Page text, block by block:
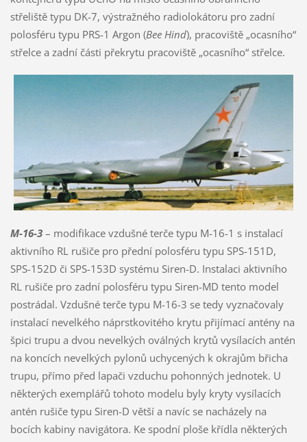
střeliště typu DK-7, výstražného radiolokátoru pro zadní
polosféru typu PRS-1 Argon (Bee Hind), pracoviště „ocasního“
střelce a zadní části překrytu pracoviště „ocasního“ střelce.
M-16-3– modifikace vzdušné terče typu M-16-1 s instalací
aktivního RL rušiče pro přední polosféru typu SPS-151D,
SPS-152D či SPS-153D systému Siren-D. Instalaci aktivního
RL rušiče pro zadní polosféru typu Siren-MD tento model
postrádal. Vzdušné terče typu M-16-3 se tedy vyznačovaly
instalací nevelkého náprstkovitého krytu přijímací antény na
špici trupu a dvou nevelkých oválných krytů vysílacích antén
na koncích nevelkých pylonů uchycených k okrajům břicha
trupu, přímo před lapači vzduchu pohonných jednotek. U
některých exemplářů tohoto modelu byly kryty vysílacích
antén rušiče typu Siren-D větší a navíc se nacházely na
bocích kabiny navigátora. Ke spodní ploše křídla některých